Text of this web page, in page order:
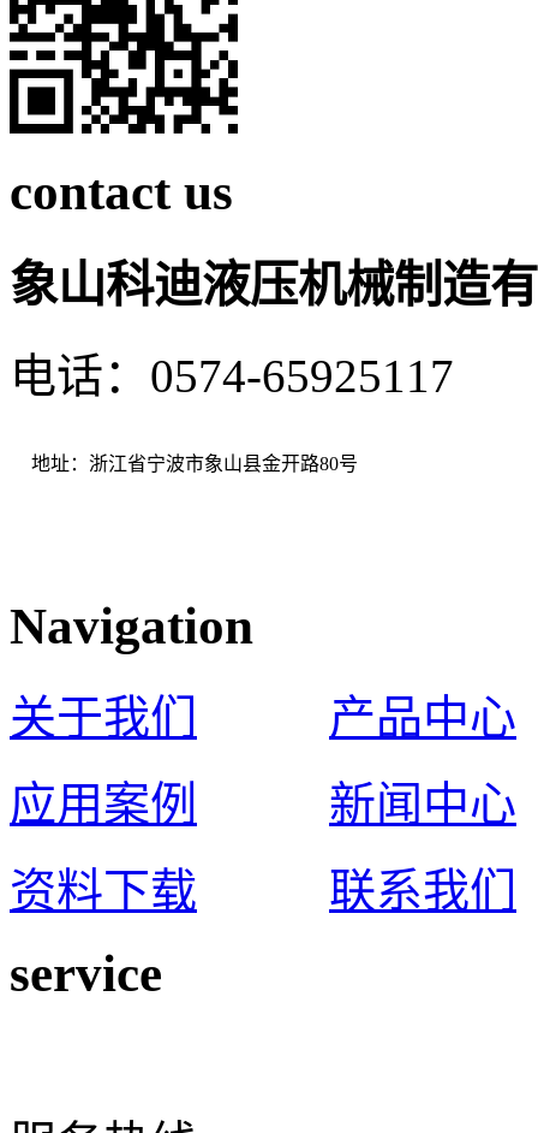
contact us
象山科迪液压机械制造
电话：0574-65925117
地址：浙江省宁波市象山县金开路80号
Navigation
关于我们
产品中心
应用案例
新闻中心
资料下载
联系我们
service